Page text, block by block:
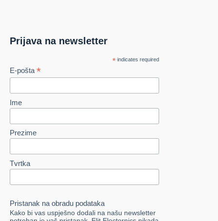
Prijava na newsletter
* indicates required
E-pošta *
Ime
Prezime
Tvrtka
Pristanak na obradu podataka
Kako bi vas uspješno dodali na našu newsletter